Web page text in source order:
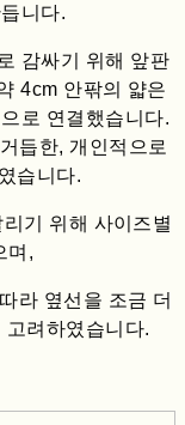
니다.
감싸기 위해 앞판
4cm 안팎의 얇은
로 연결했습니다.
듭한, 개인적으로
습니다.
기 위해 사이즈별
며,
라 옆선을 조금 더
려하였습니다.